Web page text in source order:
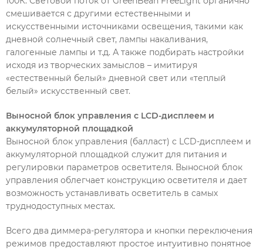
смешивается с другими естественными и
искусственными источниками освещения, такими как
дневной солнечный свет, лампы накаливания,
галогенные лампы и т.д. А также подбирать настройки
исходя из творческих замыслов – имитируя
«естественный белый» дневной свет или «теплый
белый» искусственный свет.
Выносной блок управления с LCD-дисплеем и
аккумуляторной площадкой
Выносной блок управления (балласт) с LCD-дисплеем и
аккумуляторной площадкой служит для питания и
регулировки параметров осветителя. Выносной блок
управления облегчает конструкцию осветителя и дает
возможность устанавливать осветитель в самых
труднодоступных местах.
Всего два диммера-регулятора и кнопки переключения
режимов предоставляют простое интуитивно понятное